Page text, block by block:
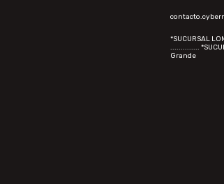
*SUCURSAL
..............
Grande